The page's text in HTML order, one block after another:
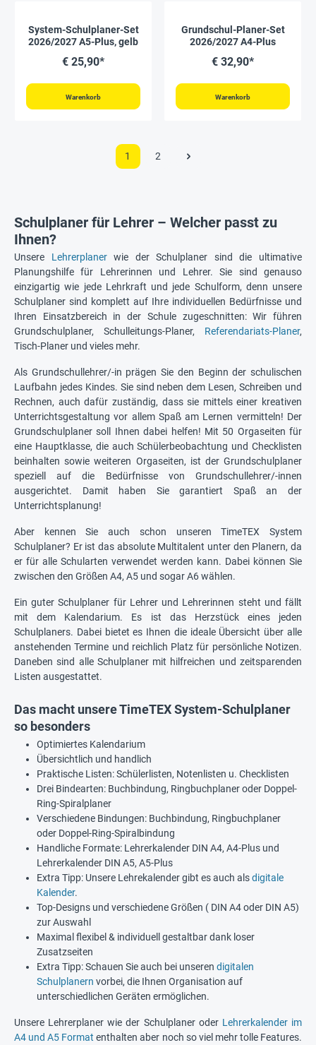
System-Schulplaner-Set
2026/2027 A5-Plus, gelb
€ 25,90*
Warenkorb
Grundschul-Planer-Set
2026/2027 A4-Plus
€ 32,90*
Warenkorb
1 2
Schulplaner für Lehrer – Welcher passt zu
Ihnen?
Unsere Lehrerplanerwie der Schulplaner sind die ultimative
Planungshilfe für Lehrerinnen und Lehrer. Sie sind genauso
einzigartig wie jede Lehrkraft und jede Schulform, denn unsere
Schulplaner sind komplett auf Ihre individuellen Bedürfnisse und
Ihren Einsatzbereich in der Schule zugeschnitten: Wir führen
Grundschulplaner, Schulleitungs-Planer, Referendariats-Planer,
Tisch-Planer und vieles mehr.
Als Grundschullehrer/-in prägen Sie den Beginn der schulischen
Laufbahn jedes Kindes. Sie sind neben dem Lesen, Schreiben und
Rechnen, auch dafür zuständig, dass sie mittels einer kreativen
Unterrichtsgestaltung vor allem Spaß am Lernen vermitteln! Der
Grundschulplaner soll Ihnen dabei helfen! Mit 50 Orgaseiten für
eine Hauptklasse, die auch Schülerbeobachtung und Checklisten
beinhalten sowie weiteren Orgaseiten, ist der Grundschulplaner
speziell auf die Bedürfnisse von Grundschullehrer/-innen
ausgerichtet. Damit haben Sie garantiert Spaß an der
Unterrichtsplanung!
Aber kennen Sie auch schon unseren TimeTEX System
Schulplaner? Er ist das absolute Multitalent unter den Planern, da
er für alle Schularten verwendet werden kann. Dabei können Sie
zwischen den Größen A4, A5 und sogar A6 wählen.
Ein guter Schulplaner für Lehrer und Lehrerinnen steht und fällt
mit dem Kalendarium. Es ist das Herzstück eines jeden
Schulplaners. Dabei bietet es Ihnen die ideale Übersicht über alle
anstehenden Termine und reichlich Platz für persönliche Notizen.
Daneben sind alle Schulplaner mit hilfreichen und zeitsparenden
Listen ausgestattet.
Das macht unsere TimeTEX System-Schulplaner
so besonders
Optimiertes Kalendarium
Übersichtlich und handlich
Praktische Listen: Schülerlisten, Notenlisten u. Checklisten
Drei Bindearten: Buchbindung, Ringbuchplaner oder Doppel-
Ring-Spiralplaner
Verschiedene Bindungen: Buchbindung, Ringbuchplaner
oder Doppel-Ring-Spiralbindung
Handliche Formate: Lehrerkalender DIN A4, A4-Plus und
Lehrerkalender DIN A5, A5-Plus
Extra Tipp: Unsere Lehrekalender gibt es auch alsdigitale
Kalender.
Top-Designs und verschiedene Größen ( DIN A4 oder DIN A5)
zur Auswahl
Maximal flexibel & individuell gestaltbar dank loser
Zusatzseiten
Extra Tipp: Schauen Sie auch bei unseren digitalen
Schulplanern vorbei, die Ihnen Organisation auf
unterschiedlichen Geräten ermöglichen.
Unsere Lehrerplaner wie der Schulplaner oder Lehrerkalender im
A4 und A5 Format enthalten aber noch so viel mehr tolle Features.